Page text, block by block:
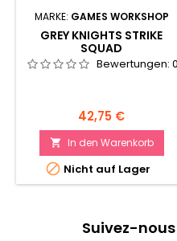
MARKE: GAMES WORKSHOP
GREY KNIGHTS STRIKE
SQUAD
Bewertungen: 0
Preis
42,75 €
 In den Warenkorb
 Nicht auf Lager
Suivez-